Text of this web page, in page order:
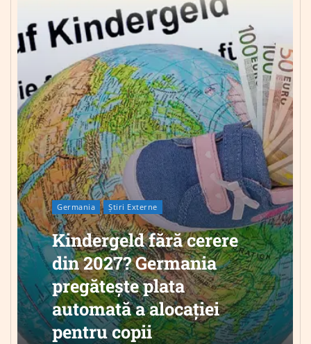
Germania Știri Externe
Kindergeld fără cerere
din 2027? Germania
pregătește plata
automată a alocației
pentru copii